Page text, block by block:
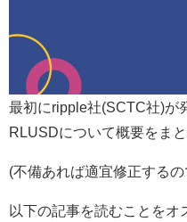
最初にripple社(SCTC社)が
RLUSDについて概要をまと
(不備あれば適宜修正する
以下の記事を読むことをオ